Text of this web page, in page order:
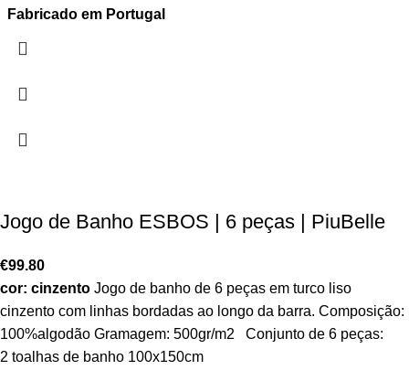
Fabricado em Portugal
Jogo de Banho ESBOS | 6 peças | PiuBelle
€99.80
cor: cinzento Jogo de banho de 6 peças em turco liso
cinzento com linhas bordadas ao longo da barra. Composição:
100%algodão Gramagem: 500gr/m2 Conjunto de 6 peças:
2 toalhas de banho 100x150cm